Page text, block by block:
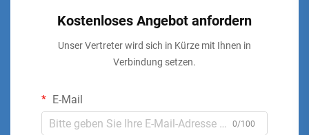
Kostenloses Angebot anfordern
Unser Vertreter wird sich in Kürze mit Ihnen in
Verbindung setzen.
E-Mail
0/100